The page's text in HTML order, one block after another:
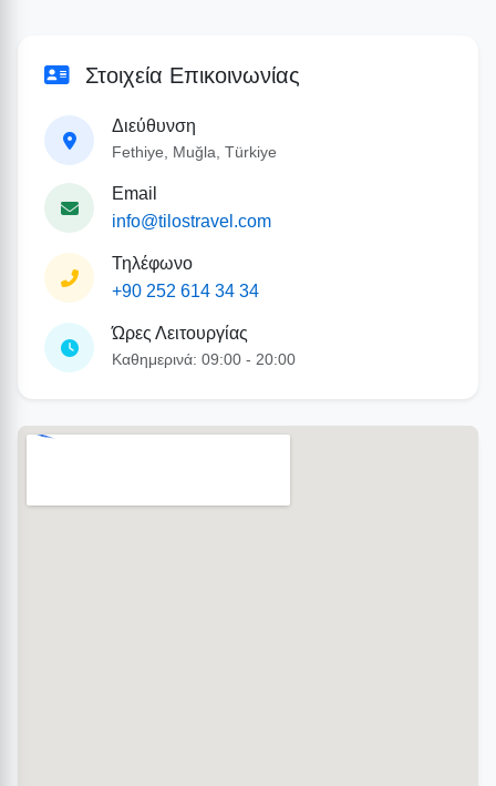
Στοιχεία Επικοινωνίας
Διεύθυνση
Fethiye, Muğla, Türkiye
Email
info@tilostravel.com
Τηλέφωνο
+90 252 614 34 34
Ώρες Λειτουργίας
Καθημερινά: 09:00 - 20:00